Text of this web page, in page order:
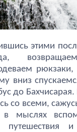
этими
вниз
до
со всеми,
в мыслях